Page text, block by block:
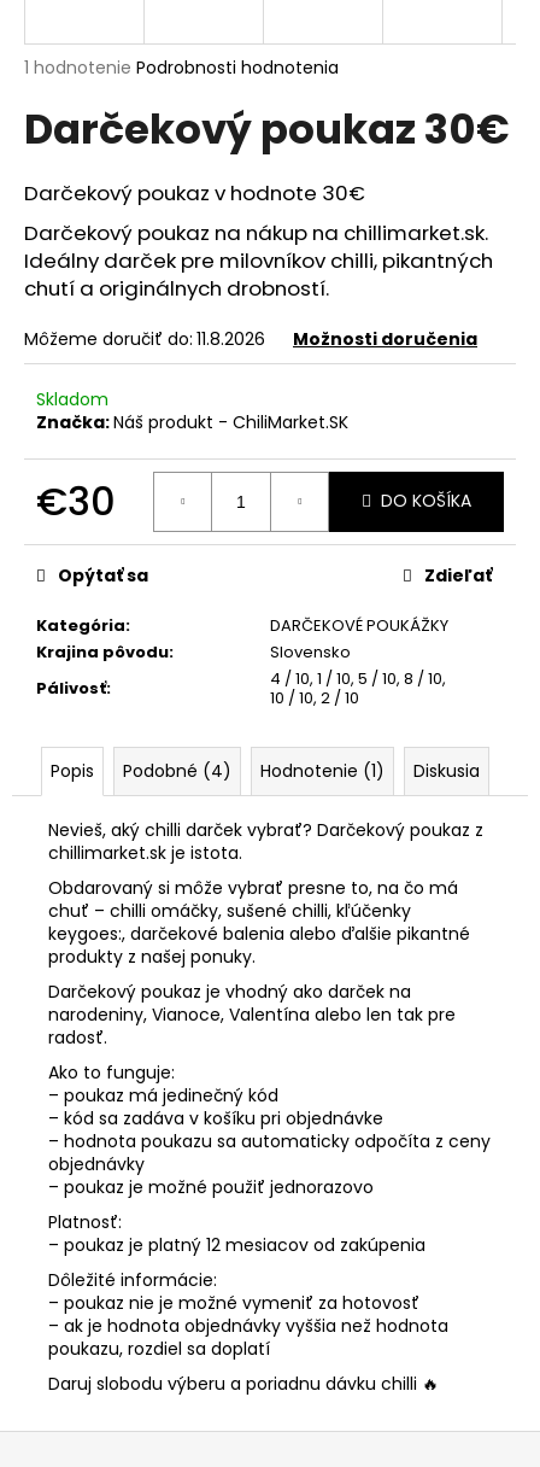
Priemerné
produktu
je
z
5
hviezdičiek.
1 hodnotenie Podrobnosti hodnotenia
Darčekový poukaz 30€
Darčekový poukaz v hodnote 30€
Darčekový poukaz na nákup na chillimarket.sk.
Ideálny darček pre milovníkov chilli, pikantných
chutí a originálnych drobností.
Môžeme doručiť do: 11.8.2026 Možnosti doručenia
Skladom
Značka:Náš produkt - ChiliMarket.SK
€30
cena:
DO KOŠÍKA
Kategória:
DARČEKOVÉ POUKÁŽKY
Krajina pôvodu:
Slovensko
Pálivosť: 4 / 10, 1 / 10, 5 / 10, 8 / 10,
10 / 10, 2 / 10
Opýtať sa Zdieľať
Popis Podobné (4) Hodnotenie (1) Diskusia
Nevieš, aký chilli darček vybrať? Darčekový poukaz z
chillimarket.sk je istota.
Obdarovaný si môže vybrať presne to, na čo má
chuť – chilli omáčky, sušené chilli, kľúčenky
keygoes:, darčekové balenia alebo ďalšie pikantné
produkty z našej ponuky.
Darčekový poukaz je vhodný ako darček na
narodeniny, Vianoce, Valentína alebo len tak pre
radosť.
Ako to funguje:
– poukaz má jedinečný kód
– kód sa zadáva v košíku pri objednávke
– hodnota poukazu sa automaticky odpočíta z ceny
objednávky
– poukaz je možné použiť jednorazovo
Platnosť:
– poukaz je platný 12 mesiacov od zakúpenia
Dôležité informácie:
– poukaz nie je možné vymeniť za hotovosť
– ak je hodnota objednávky vyššia než hodnota
poukazu, rozdiel sa doplatí
Daruj slobodu výberu a poriadnu dávku chilli 🔥
j
ť
?
HĽADAŤ
O
d
p
o
ú
č
a
e
KEYGOES:CHILI
(MORUGA
SCORPION
&
CAROLINA
REAPER)
Z